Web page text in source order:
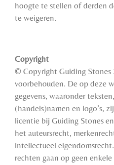
hoogte te stellen of derden
te weigeren.
Copyright
© Copyright Guiding Stones
voorbehouden. De op deze
gegevens, waaronder
(handels)namen en logo’s,
licentie bij Guiding Stones
het auteursrecht,
intellectueel
rechten gaan op geen